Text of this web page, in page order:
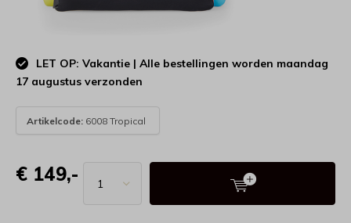
LET OP: Vakantie | Alle bestellingen worden maandag
17 augustus verzonden
Artikelcode: 6008 Tropical
€ 149,-